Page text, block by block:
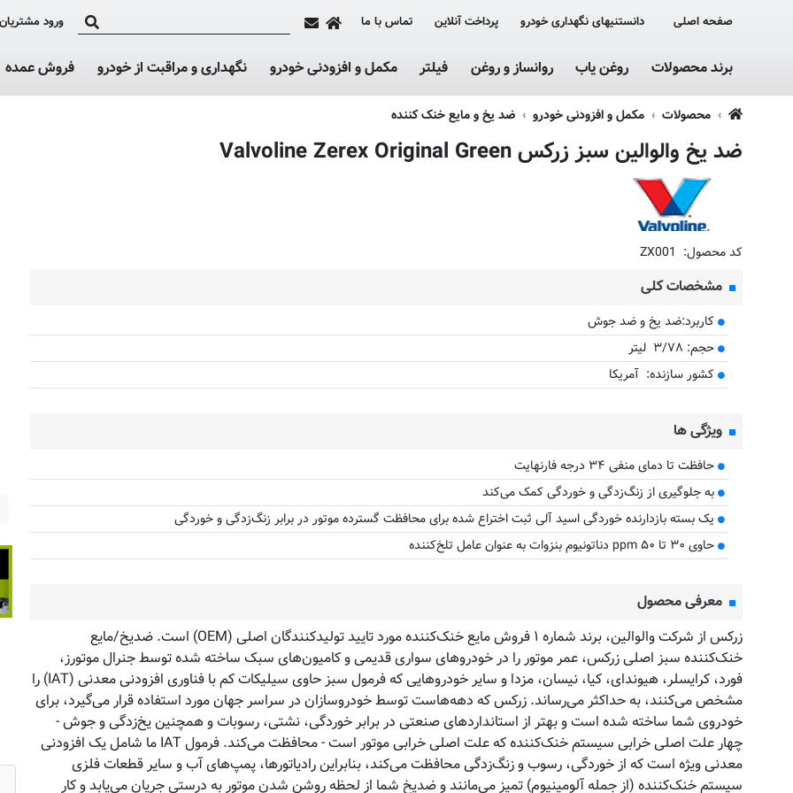
صفحه اصلی دانستنیهای نگهداری خودرو پرداخت آنلاین تماس با ما ورود مشتریان
برند محصولات روغن یاب روانساز و روغن فیلتر مکمل و افزودنی خودرو نگهداری و مراقبت از خودرو فروش عمده
محصولات مکمل و افزودنی خودرو ضد یخ و مایع خنک کننده
ضد یخ والوالین سبز زرکس Valvoline Zerex Original Green
مقایسه مقایسه
کد محصول: ‎ZX001
مشخصات کلی
کاربرد:ضد یخ و ضد جوش
حجم: ۳/۷۸ لیتر
کشور سازنده: آمریکا
ویژگی ها
حافظت تا دمای منفی ۳۴ درجه فارنهایت
به جلوگیری از زنگ‌زدگی و خوردگی کمک می‌کند
یک بسته بازدارنده خوردگی اسید آلی ثبت اختراع شده برای محافظت گسترده موتور در برابر زنگ‌زدگی و خوردگی
حاوی ۳۰ تا ۵۰ ppm دناتونیوم بنزوات به عنوان عامل تلخ‌کننده
معرفی محصول
زرکس از شرکت والوالین، برند شماره ۱ فروش مایع خنک‌کننده مورد تایید تولیدکنندگان اصلی (OEM) است. ضدیخ/مایع
خنک‌کننده سبز اصلی زرکس، عمر موتور را در خودروهای سواری قدیمی و کامیون‌های سبک ساخته شده توسط جنرال موتورز،
فورد، کرایسلر، هیوندای، کیا، نیسان، مزدا و سایر خودروهایی که فرمول سبز حاوی سیلیکات کم با فناوری افزودنی معدنی (IAT) را
مشخص می‌کنند، به حداکثر می‌رساند. زرکس که دهه‌هاست توسط خودروسازان در سراسر جهان مورد استفاده قرار می‌گیرد، برای
خودروی شما ساخته شده است و بهتر از استانداردهای صنعتی در برابر خوردگی، نشتی، رسوبات و همچنین یخ‌زدگی و جوش -
چهار علت اصلی خرابی سیستم خنک‌کننده که علت اصلی خرابی موتور است - محافظت می‌کند. فرمول IAT ما شامل یک افزودنی
معدنی ویژه است که از خوردگی، رسوب و زنگ‌زدگی محافظت می‌کند، بنابراین رادیاتورها، پمپ‌های آب و سایر قطعات فلزی
سیستم خنک‌کننده (از جمله آلومینیوم) تمیز می‌مانند و ضدیخ شما از لحظه روشن شدن موتور به درستی جریان می‌یابد و کار